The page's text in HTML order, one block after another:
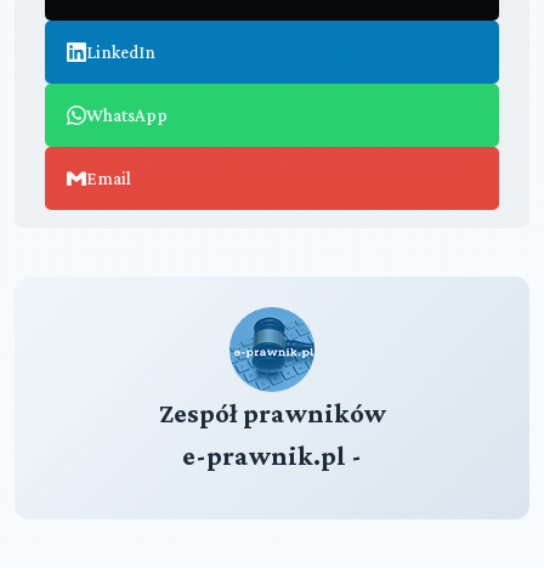
LinkedIn
WhatsApp
Email
Zespół prawników
e-prawnik.pl -